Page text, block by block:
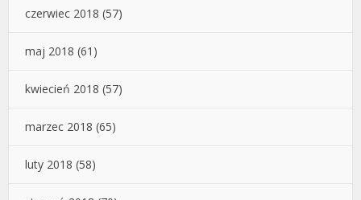
czerwiec 2018 (57)
maj 2018 (61)
kwiecień 2018 (57)
marzec 2018 (65)
luty 2018 (58)